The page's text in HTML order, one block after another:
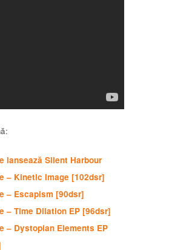
lansează Silent Harbour
– Kinetic Image [102dsr]
– Escapism [90dsr]
– Time Dilation EP [96dsr]
– Dystopian Elements EP